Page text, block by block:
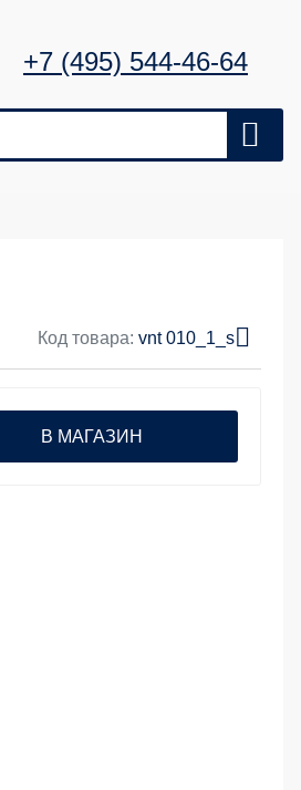
+7 (495) 544-46-64
Код товара: vnt 010_1_s
В МАГАЗИН